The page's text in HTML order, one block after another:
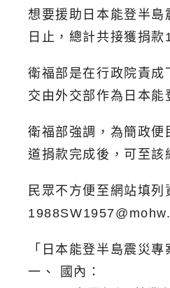
想要援助日本能登半
日止，總計共接獲捐
衛福部是在行政院責
交由外交部作為日本能
衛福部強調，為簡政
道捐款完成後，可至該
民眾不方便至網站填
「日本能登半島震災
一、 國內：